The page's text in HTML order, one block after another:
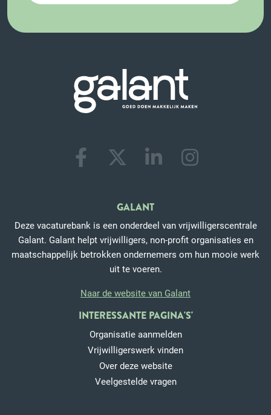
GALANT
Deze vacaturebank is een onderdeel van vrijwilligerscentrale
Galant. Galant helpt vrijwilligers, non-profit organisaties en
maatschappelijk betrokken ondernemers om hun mooie werk
uit te voeren.
Naar de website van Galant
INTERESSANTE PAGINA'S'
Organisatie aanmelden
Vrijwilligerswerk vinden
Over deze website
Veelgestelde vragen